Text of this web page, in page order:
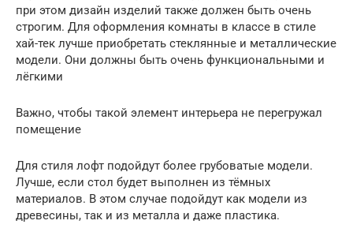
при этом дизайн изделий также должен быть очень
строгим. Для оформления комнаты в классе в стиле
хай-тек лучше приобретать стеклянные и металлические
модели. Они должны быть очень функциональными и
лёгкими
Важно, чтобы такой элемент интерьера не перегружал
помещение
Для стиля лофт подойдут более грубоватые модели.
Лучше, если стол будет выполнен из тёмных
материалов. В этом случае подойдут как модели из
древесины, так и из металла и даже пластика.